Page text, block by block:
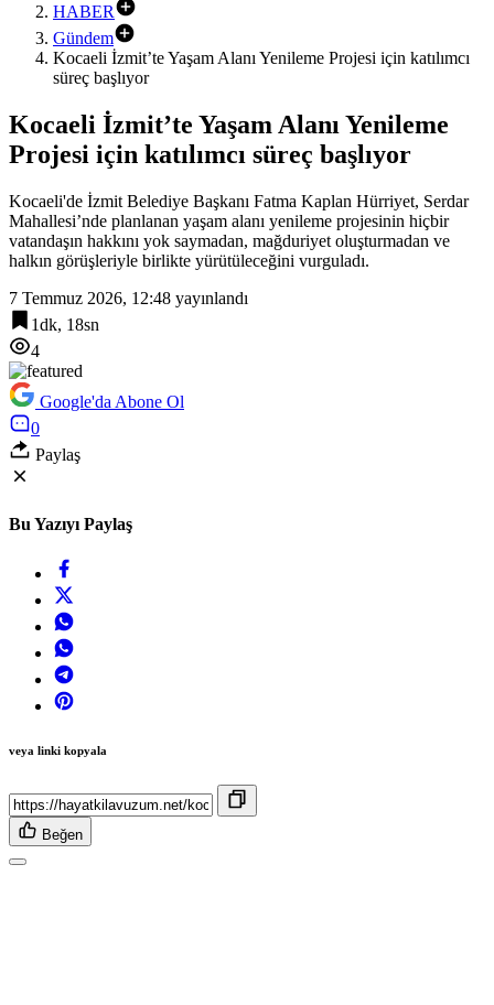
HABER
Gündem
Kocaeli İzmit’te Yaşam Alanı Yenileme Projesi için katılımcı
süreç başlıyor
Kocaeli İzmit’te Yaşam Alanı Yenileme
Projesi için katılımcı süreç başlıyor
Kocaeli'de İzmit Belediye Başkanı Fatma Kaplan Hürriyet, Serdar
Mahallesi’nde planlanan yaşam alanı yenileme projesinin hiçbir
vatandaşın hakkını yok saymadan, mağduriyet oluşturmadan ve
halkın görüşleriyle birlikte yürütüleceğini vurguladı.
7 Temmuz 2026, 12:48 yayınlandı
1dk, 18sn
4
Google'da Abone Ol
0
Paylaş
Bu Yazıyı Paylaş
veya linki kopyala
Beğen